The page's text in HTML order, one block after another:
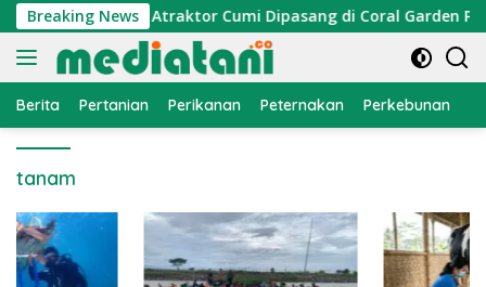
Langsung
ke
konten
Breaking News
Nelayan, Atraktor Cumi Dipasang di Coral Garden Pulau
Berita Pertanian Perikanan Peternakan Perkebunan
tanam